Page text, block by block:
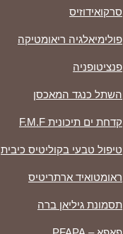
סרקואידוזיס
פולימיאלגיה ריאומטיקה
‏פנציטופניה
השתל כנגד המאכסן
קדחת ים תיכונית F.M.F
טיפול טבעי בקוליטיס כיבית
ראומטואיד ארתריטיס
תסמונת גיליאן ברה